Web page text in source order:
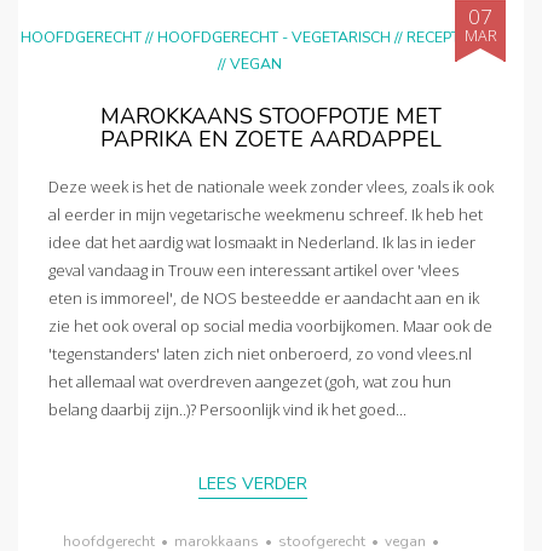
HOOFDGERECHT//HOOFDGERECHT - VEGETARISCH //RECEPTEN
//VEGAN
07
MAR
MAROKKAANS STOOFPOTJE MET
PAPRIKA EN ZOETE AARDAPPEL
Deze week is het de nationale week zonder vlees, zoals ik ook
al eerder in mijn vegetarische weekmenu schreef. Ik heb het
idee dat het aardig wat losmaakt in Nederland. Ik las in ieder
geval vandaag in Trouw een interessant artikel over 'vlees
eten is immoreel', de NOS besteedde er aandacht aan en ik
zie het ook overal op social media voorbijkomen. Maar ook de
'tegenstanders' laten zich niet onberoerd, zo vond vlees.nl
het allemaal wat overdreven aangezet (goh, wat zou hun
belang daarbij zijn..)? Persoonlijk vind ik het goed...
LEES VERDER
hoofdgerecht • marokkaans • stoofgerecht • vegan •